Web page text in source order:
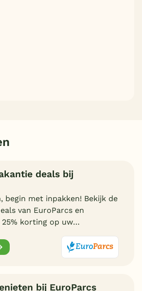
deals bij
begin met inpakken! Bekijk de
van EuroParcs en
korting op uw
bij EuroParcs